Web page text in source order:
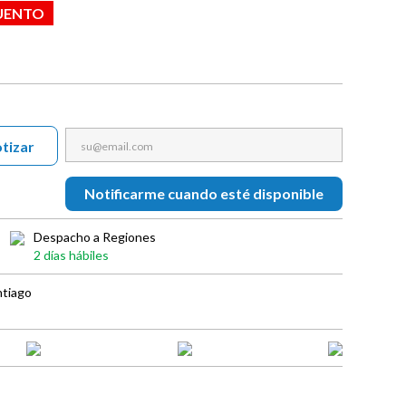
Notificarme cuando esté disponible
Despacho a Regiones
2 días hábiles